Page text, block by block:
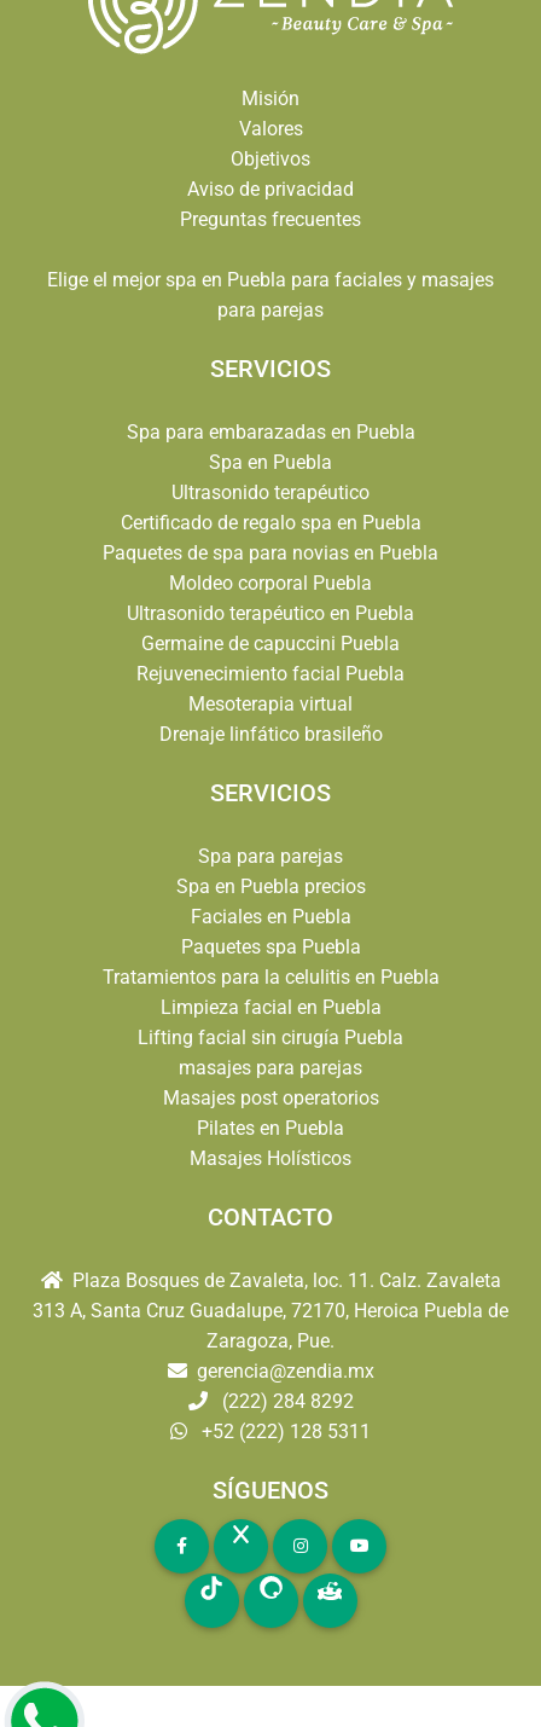
Misión
Valores
Objetivos
Aviso de privacidad
Preguntas frecuentes
Elige el mejor spa en Puebla para faciales y masajes
para parejas
SERVICIOS
Spa para embarazadas en Puebla
Spa en Puebla
Ultrasonido terapéutico
Certificado de regalo spa en Puebla
Paquetes de spa para novias en Puebla
Moldeo corporal Puebla
Ultrasonido terapéutico en Puebla
Germaine de capuccini Puebla
Rejuvenecimiento facial Puebla
Mesoterapia virtual
Drenaje linfático brasileño
SERVICIOS
Spa para parejas
Spa en Puebla precios
Faciales en Puebla
Paquetes spa Puebla
Tratamientos para la celulitis en Puebla
Limpieza facial en Puebla
Lifting facial sin cirugía Puebla
masajes para parejas
Masajes post operatorios
Pilates en Puebla
Masajes Holísticos
CONTACTO
Plaza Bosques de Zavaleta, loc. 11. Calz. Zavaleta
313 A, Santa Cruz Guadalupe, 72170, Heroica Puebla de
Zaragoza, Pue.
gerencia@zendia.mx
(222) 284 8292
+52 (222) 128 5311
SÍGUENOS